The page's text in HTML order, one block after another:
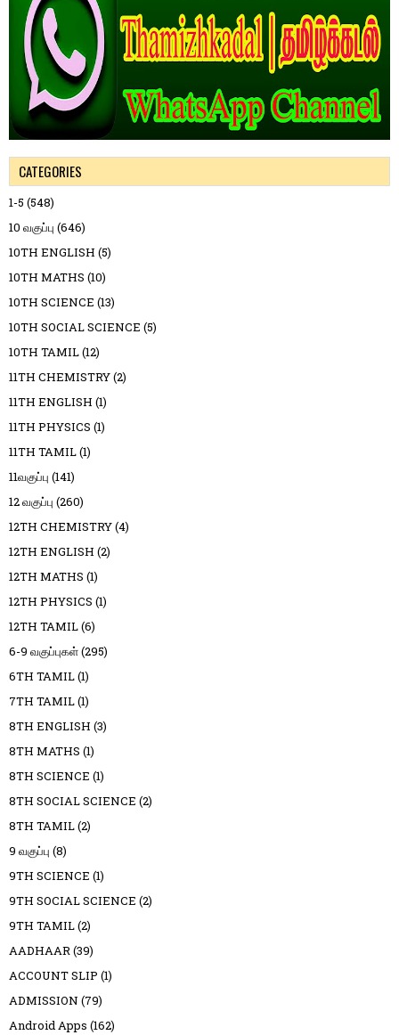
CATEGORIES
1-5 (548)
10 வகுப்பு (646)
10TH ENGLISH (5)
10TH MATHS (10)
10TH SCIENCE (13)
10TH SOCIAL SCIENCE (5)
10TH TAMIL(12)
11TH CHEMISTRY(2)
11TH ENGLISH (1)
11TH PHYSICS (1)
11TH TAMIL(1)
11வகுப்பு (141)
12 வகுப்பு (260)
12TH CHEMISTRY(4)
12TH ENGLISH (2)
12TH MATHS (1)
12TH PHYSICS (1)
12TH TAMIL(6)
6-9 வகுப்புகள்(295)
6TH TAMIL(1)
7TH TAMIL(1)
8TH ENGLISH (3)
8TH MATHS (1)
8TH SCIENCE (1)
8TH SOCIAL SCIENCE (2)
8TH TAMIL(2)
9 வகுப்பு (8)
9TH SCIENCE (1)
9TH SOCIAL SCIENCE (2)
9TH TAMIL(2)
AADHAAR(39)
ACCOUNT SLIP (1)
ADMISSION (79)
Android Apps (162)